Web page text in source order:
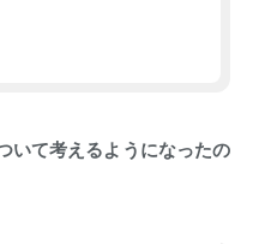
いて考えるようになったの